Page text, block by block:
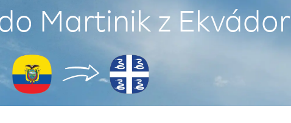
Martinik z Ekvádor